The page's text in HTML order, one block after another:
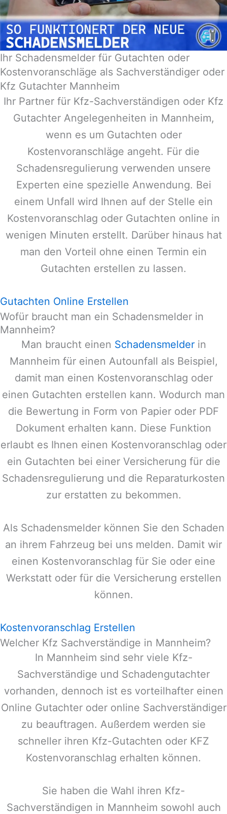
Ihr Schadensmelder für Gutachten oder
Kostenvoranschläge als Sachverständiger oder
Kfz Gutachter Mannheim
Ihr Partner für Kfz-Sachverständigen oder Kfz
Gutachter Angelegenheiten in Mannheim,
wenn es um Gutachten oder
Kostenvoranschläge angeht. Für die
Schadensregulierung verwenden unsere
Experten eine spezielle Anwendung. Bei
einem Unfall wird Ihnen auf der Stelle ein
Kostenvoranschlag oder Gutachten online in
wenigen Minuten erstellt. Darüber hinaus hat
man den Vorteil ohne einen Termin ein
Gutachten erstellen zu lassen.
Gutachten Online Erstellen
Wofür braucht man ein Schadensmelder in
Mannheim?
Man braucht einen Schadensmelderin
Mannheim für einen Autounfall als Beispiel,
damit man einen Kostenvoranschlag oder
einen Gutachten erstellen kann. Wodurch man
die Bewertung in Form von Papier oder PDF
Dokument erhalten kann. Diese Funktion
erlaubt es Ihnen einen Kostenvoranschlag oder
ein Gutachten bei einer Versicherung für die
Schadensregulierung und die Reparaturkosten
zur erstatten zu bekommen.
Als Schadensmelder können Sie den Schaden
an ihrem Fahrzeug bei uns melden. Damit wir
einen Kostenvoranschlag für Sie oder eine
Werkstatt oder für die Versicherung erstellen
können.
Kostenvoranschlag Erstellen
Welcher Kfz Sachverständige in Mannheim?
In Mannheim sind sehr viele Kfz-
Sachverständige und Schadengutachter
vorhanden, dennoch ist es vorteilhafter einen
Online Gutachter oder online Sachverständiger
zu beauftragen. Außerdem werden sie
schneller ihren Kfz-Gutachten oder KFZ
Kostenvoranschlag erhalten können.
Sie haben die Wahl ihren Kfz-
Sachverständigen in Mannheim sowohl auch